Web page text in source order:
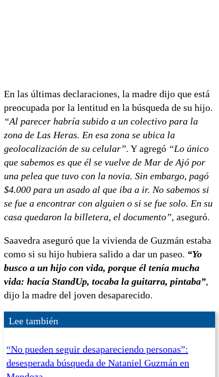
En las últimas declaraciones, la madre dijo que está
preocupada por la lentitud en la búsqueda de su hijo.
“Al parecer habría subido a un colectivo para la
zona de Las Heras. En esa zona se ubica la
geolocalización de su celular”. Y agregó “Lo único
que sabemos es que él se vuelve de Mar de Ajó por
una pelea que tuvo con la novia. Sin embargo, pagó
$4.000 para un asado al que iba a ir. No sabemos si
se fue a encontrar con alguien o si se fue solo. En su
casa quedaron la billetera, el documento”, aseguró.
Saavedra aseguró que la vivienda de Guzmán estaba
como si su hijo hubiera salido a dar un paseo. “Yo
busco a un hijo con vida, porque él tenía mucha
vida: hacía StandUp, tocaba la guitarra, pintaba”,
dijo la madre del joven desaparecido.
Lee también
“No pueden seguir desapareciendo personas”:
desesperada búsqueda de Nataniel Guzmán en